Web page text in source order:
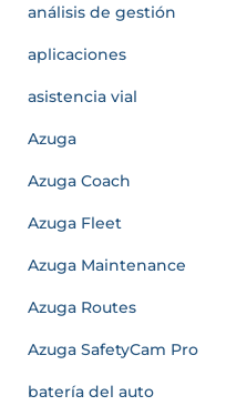
análisis de gestión
aplicaciones
asistencia vial
Azuga
Azuga Coach
Azuga Fleet
Azuga Maintenance
Azuga Routes
Azuga SafetyCam Pro
batería del auto